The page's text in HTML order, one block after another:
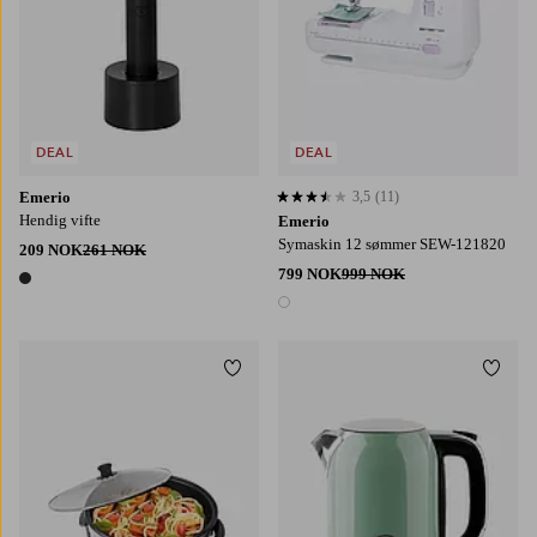
Emerio
Hendig vifte
209 NOK261 NOK
1 farge
DEAL
Emerio
Symaskin 12 sømmer SEW-121820
799 NOK999 NOK
1 farge
3,5 basert på 11 karaktergivninger
3,5 (11)
DEAL
Legg til favoritter